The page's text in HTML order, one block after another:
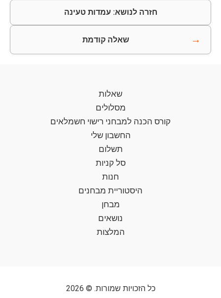
חזרה לנושא: עמדות טעינה
→ שאלה קודמת
שאלות
מסלולים
קורס הכנה למבחני רישוי חשמלאים
החשבון שלי
תשלום
סל קניות
חנות
היסטוריית מבחנים
מבחן
נושאים
המלצות
כל הזכויות שמורות. © 2026